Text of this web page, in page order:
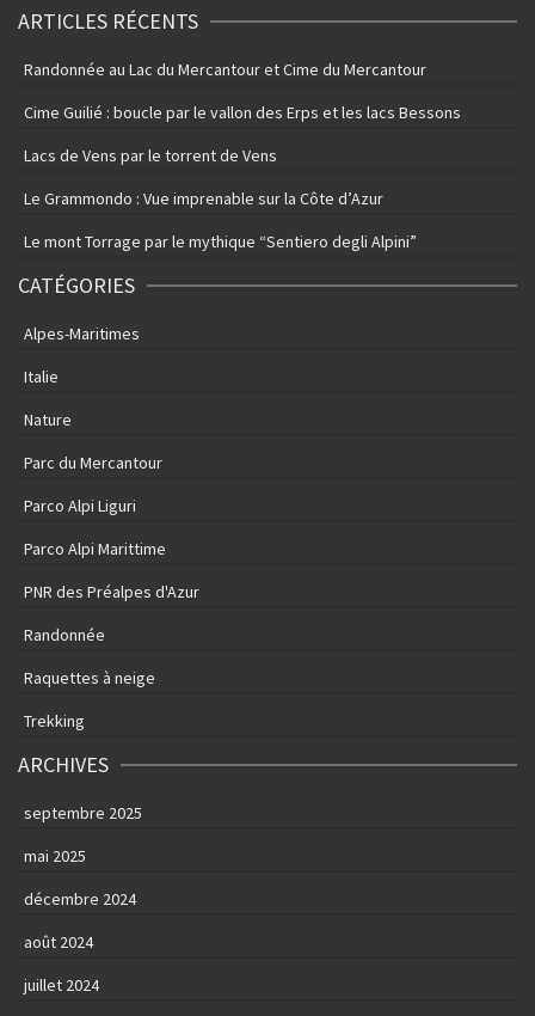
ARTICLES RÉCENTS
Randonnée au Lac du Mercantour et Cime du Mercantour
Cime Guilié : boucle par le vallon des Erps et les lacs Bessons
Lacs de Vens par le torrent de Vens
Le Grammondo : Vue imprenable sur la Côte d’Azur
Le mont Torrage par le mythique “Sentiero degli Alpini”
CATÉGORIES
Alpes-Maritimes
Italie
Nature
Parc du Mercantour
Parco Alpi Liguri
Parco Alpi Marittime
PNR des Préalpes d'Azur
Randonnée
Raquettes à neige
Trekking
ARCHIVES
septembre 2025
mai 2025
décembre 2024
août 2024
juillet 2024